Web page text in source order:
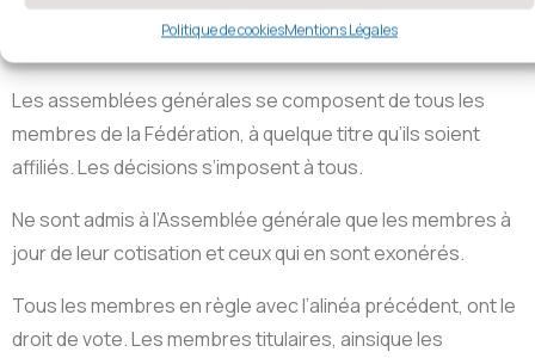
Politique de cookiesMentions Légales
demande adressée au président par le quart au moins de
ses membres représentant au moins le quart des voix.
Les assemblées générales se composent de tous les
membres de la Fédération, à quelque titre qu’ils soient
affiliés. Les décisions s’imposent à tous.
Ne sont admis à l’Assemblée générale que les membres à
jour de leur cotisation et ceux qui en sont exonérés.
Tous les membres en règle avec l’alinéa précédent, ont le
droit de vote. Les membres titulaires, ainsique les